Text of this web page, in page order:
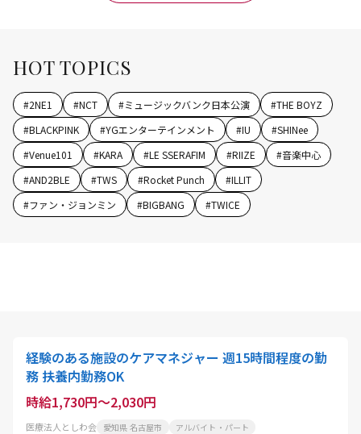
HOT TOPICS
#2NE1 #NCT #ミュージックバンク日本公演 #THE BOYZ
#BLACKPINK #YGエンターテインメント #IU #SHINee
#Venue101 #KARA #LE SSERAFIM #RIIZE #音楽中心
#AND2BLE #TWS #Rocket Punch #ILLIT
#ファン・ジョンミン #BIGBANG #TWICE
経験のある施設のケアマネジャー 週15時間程度の勤
務 扶養内勤務OK
時給1,730円～2,030円
医療法人としわ会 愛知県 名古屋市 アルバイト・パート